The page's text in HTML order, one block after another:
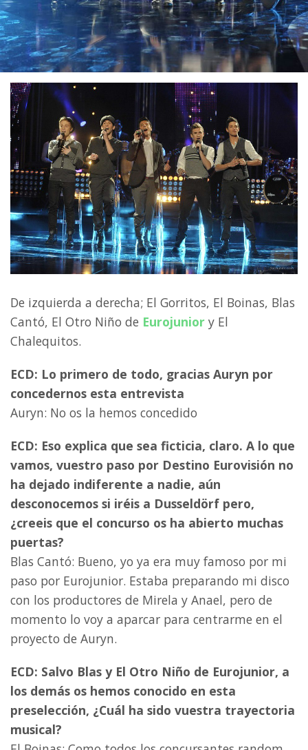
De izquierda a derecha; El Gorritos, El Boinas, Blas
Cantó, El Otro Niño de Eurojunior y El
Chalequitos.
ECD: Lo primero de todo, gracias Auryn por
concedernos esta entrevista
Auryn: No os la hemos concedido
ECD: Eso explica que sea ficticia, claro. A lo que
vamos, vuestro paso por Destino Eurovisión no
ha dejado indiferente a nadie, aún
desconocemos si iréis a Dusseldörf pero,
¿creeis que el concurso os ha abierto muchas
puertas?
Blas Cantó: Bueno, yo ya era muy famoso por mi
paso por Eurojunior. Estaba preparando mi disco
con los productores de Mirela y Anael, pero de
momento lo voy a aparcar para centrarme en el
proyecto de Auryn.
ECD: Salvo Blas y El Otro Niño de Eurojunior, a
los demás os hemos conocido en esta
preselección, ¿Cuál ha sido vuestra trayectoria
musical?